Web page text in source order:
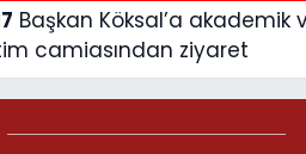
camiasından ziyaret